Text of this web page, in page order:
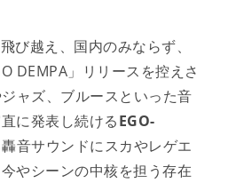
び越え、国内のみならず、
DEMPA」リリースを控えさ
ャズ、ブルースといった音
に発表し続けるEGO-
音サウンドにスカやレゲエ
やシーンの中核を担う存在